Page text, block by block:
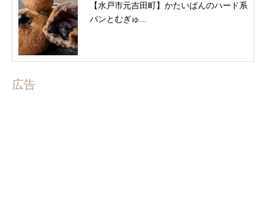
【水戸市元吉田町】かたいぱんのハード系
パンとむぎゅ...
広告